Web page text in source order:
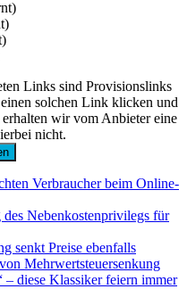
Links sind Provisionslinks
solchen Link klicken und
wir vom Anbieter eine
nicht.
Verbraucher beim Online-
Nebenkostenprivilegs für
senkt Preise ebenfalls
Mehrwertsteuersenkung
– diese Klassiker feiern immer